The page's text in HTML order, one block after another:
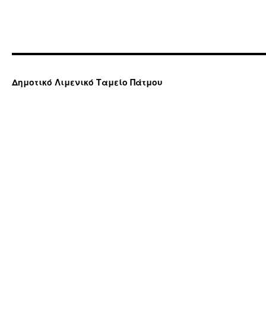
Δημοτικό Λιμενικό Ταμείο Πάτμου